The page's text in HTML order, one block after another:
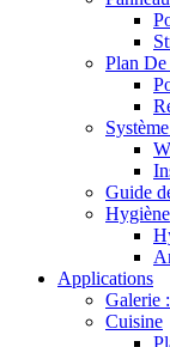
Plan
Guide
Hygiène
Applications
Galerie
Cuisine